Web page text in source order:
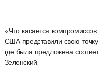
«Что касается
США представили свою
где была предложена
Зеленский.